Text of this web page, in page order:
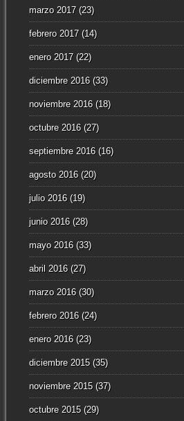
marzo 2017(23)
febrero 2017(14)
enero 2017(22)
diciembre 2016(33)
noviembre 2016(18)
octubre 2016(27)
septiembre 2016(16)
agosto 2016(20)
julio 2016(19)
junio 2016(28)
mayo 2016(33)
abril 2016(27)
marzo 2016(30)
febrero 2016(24)
enero 2016(23)
diciembre 2015(35)
noviembre 2015(37)
octubre 2015(29)